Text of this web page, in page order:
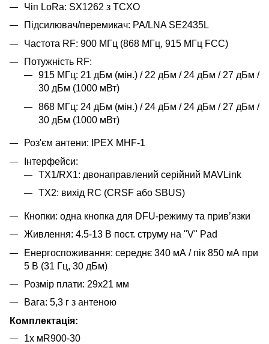
Чіп LoRa: SX1262 з TCXO
Підсилювач/перемикач: PA/LNA SE2435L
Частота RF: 900 МГц (868 МГц, 915 МГц FCC)
Потужність RF:
915 МГц: 21 дБм (мін.) / 22 дБм / 24 дБм / 27 дБм /
30 дБм (1000 мВт)
868 МГц: 24 дБм (мін.) / 24 дБм / 24 дБм / 27 дБм /
30 дБм (1000 мВт)
Роз'єм антени: IPEX MHF-1
Інтерфейси:
TX1/RX1: двонаправлений серійний MAVLink
TX2: вихід RC (CRSF або SBUS)
Кнопки: одна кнопка для DFU-режиму та прив’язки
Живлення: 4.5-13 В пост. струму на "V" Pad
Енергоспоживання: середнє 340 мА / пік 850 мА при
5 В (31 Гц, 30 дБм)
Розмір плати: 29x21 мм
Вага: 5,3 г з антеною
Комплектація:
1x мR900-30